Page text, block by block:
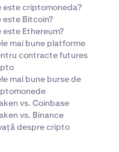
este criptomoneda?
este Bitcoin?
este Ethereum?
mai bune platforme
contracte futures
mai bune burse de
vs. Coinbase
vs. Binance
despre cripto